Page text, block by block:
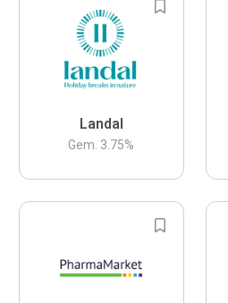
Landal
Gem. 3.75%